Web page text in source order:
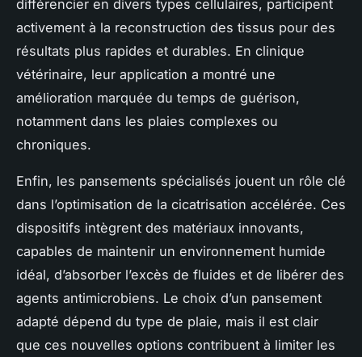
différencier en divers types cellulaires, participent
activement à la reconstruction des tissus pour des
résultats plus rapides et durables. En clinique
vétérinaire, leur application a montré une
amélioration marquée du temps de guérison,
notamment dans les plaies complexes ou
chroniques.
Enfin, les pansements spécialisés jouent un rôle clé
dans l’optimisation de la cicatrisation accélérée. Ces
dispositifs intègrent des matériaux innovants,
capables de maintenir un environnement humide
idéal, d’absorber l’excès de fluides et de libérer des
agents antimicrobiens. Le choix d’un pansement
adapté dépend du type de plaie, mais il est clair
que ces nouvelles options contribuent à limiter les